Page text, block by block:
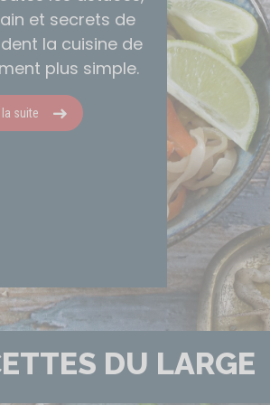
et secrets de
la cuisine de
plus simple.
la suite
DU LARGE